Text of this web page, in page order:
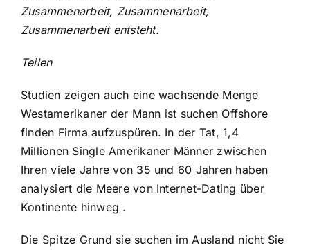
Zusammenarbeit, Zusammenarbeit,
Zusammenarbeit entsteht.
Teilen
Studien zeigen auch eine wachsende Menge
Westamerikaner der Mann ist suchen Offshore
finden Firma aufzuspüren. In der Tat, 1,4
Millionen Single Amerikaner Männer zwischen
Ihren viele Jahre von 35 und 60 Jahren haben
analysiert die Meere von Internet-Dating über
Kontinente hinweg .
Die Spitze Grund sie suchen im Ausland nicht Sie